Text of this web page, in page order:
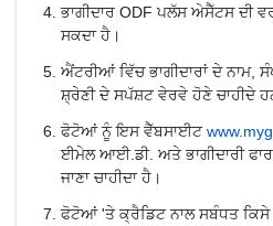
ਭਾਗੀਦਾਰ ODF ਪਲੱਸ ਅੇਸੈੱਟਸ ਦੀ
ਸਕਦਾ ਹੈ।
ਐਂਟਰੀਆਂ ਵਿੱਚ ਭਾਗੀਦਾਰਾਂ ਦੇ ਨਾਮ,
ਸ਼੍ਰੇਣੀ ਦੇ ਸਪੱਸ਼ਟ ਵੇਰਵੇ ਹੋਣੇ ਚਾਹੀਦੇ
ਫੋਟੋਆਂ ਨੂੰ ਇਸ ਵੈੱਬਸਾਈਟ
ਈਮੇਲ ਆਈ.ਡੀ. ਅਤੇ ਭਾਗੀਦਾਰੀ
ਜਾਣਾ ਚਾਹੀਦਾ ਹੈ।
ਫੋਟੋਆਂ 'ਤੇ ਕ੍ਰੈਡਿਟ ਨਾਲ ਸਬੰਧਤ ਕਿਸੇ